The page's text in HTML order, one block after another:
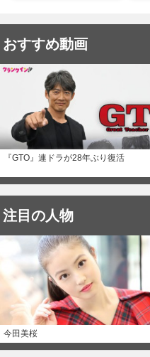
おすすめ動画
『GTO』連ドラが28年ぶり復活
注目の人物
今田美桜